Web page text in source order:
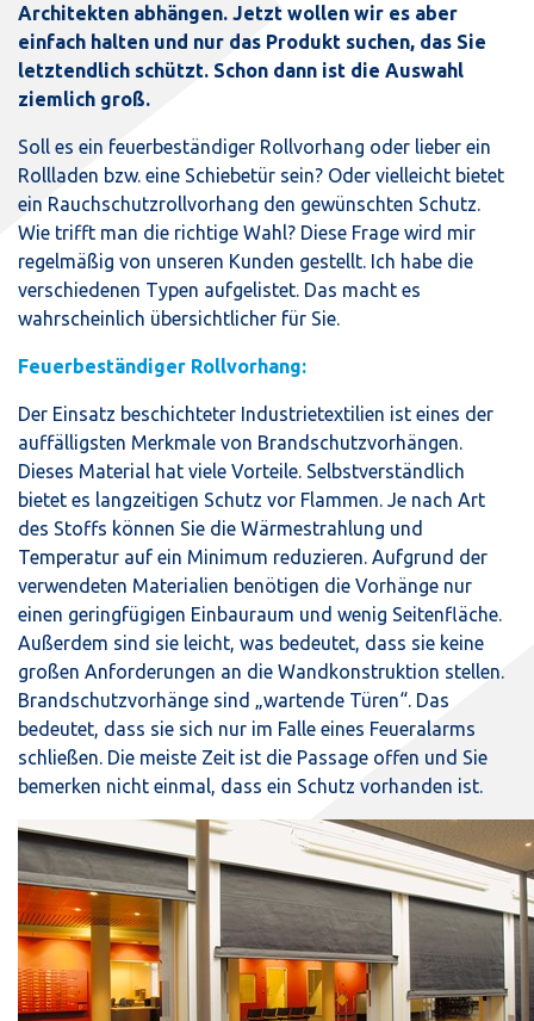
Architekten abhängen. Jetzt wollen wir es aber
einfach halten und nur das Produkt suchen, das Sie
letztendlich schützt. Schon dann ist die Auswahl
ziemlich groß.
Soll es ein feuerbeständiger Rollvorhang oder lieber ein
Rollladen bzw. eine Schiebetür sein? Oder vielleicht bietet
ein Rauchschutzrollvorhang den gewünschten Schutz.
Wie trifft man die richtige Wahl? Diese Frage wird mir
regelmäßig von unseren Kunden gestellt. Ich habe die
verschiedenen Typen aufgelistet. Das macht es
wahrscheinlich übersichtlicher für Sie.
Feuerbeständiger Rollvorhang:
Der Einsatz beschichteter Industrietextilien ist eines der
auffälligsten Merkmale von Brandschutzvorhängen.
Dieses Material hat viele Vorteile. Selbstverständlich
bietet es langzeitigen Schutz vor Flammen. Je nach Art
des Stoffs können Sie die Wärmestrahlung und
Temperatur auf ein Minimum reduzieren. Aufgrund der
verwendeten Materialien benötigen die Vorhänge nur
einen geringfügigen Einbauraum und wenig Seitenfläche.
Außerdem sind sie leicht, was bedeutet, dass sie keine
großen Anforderungen an die Wandkonstruktion stellen.
Brandschutzvorhänge sind „wartende Türen“. Das
bedeutet, dass sie sich nur im Falle eines Feueralarms
schließen. Die meiste Zeit ist die Passage offen und Sie
bemerken nicht einmal, dass ein Schutz vorhanden ist.